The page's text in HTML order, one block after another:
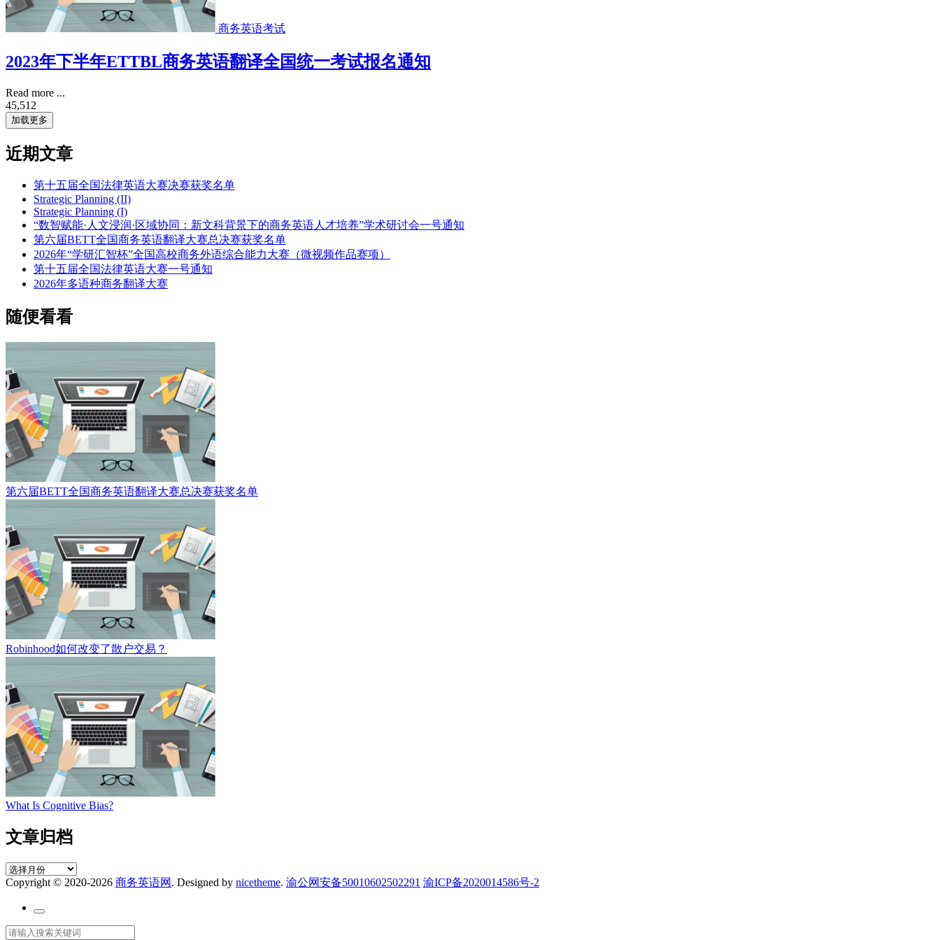
商务英语考试
2023年下半年ETTBL商务英语翻译全国统一考试报名通知
Read more ...
45,512
加载更多
近期文章
第十五届全国法律英语大赛决赛获奖名单
Strategic Planning (II)
Strategic Planning (I)
“数智赋能·人文浸润·区域协同：新文科背景下的商务英语人才培养”学术研讨会一号通知
第六届BETT全国商务英语翻译大赛总决赛获奖名单
2026年“学研汇智杯”全国高校商务外语综合能力大赛（微视频作品赛项）
第十五届全国法律英语大赛一号通知
2026年多语种商务翻译大赛
随便看看
第六届BETT全国商务英语翻译大赛总决赛获奖名单
Robinhood如何改变了散户交易？
What Is Cognitive Bias?
文章归档
文
章
Copyright © 2020-2026 商务英语网 . Designed by nicetheme. 渝公网安备50010602502291 渝ICP备2020014586号-2